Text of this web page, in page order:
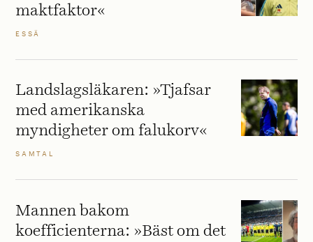
maktfaktor«
ESSÄ
Landslagsläkaren: »Tjafsar
med amerikanska
myndigheter om falukorv«
SAMTAL
Mannen bakom
koefficienterna: »Bäst om det